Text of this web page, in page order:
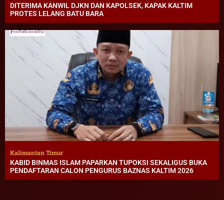
DITERIMA KANWIL DJKN DAN KAPOLSEK, KAPAK KALTIM
PROTES LELANG BATU BARA
Kalimantan Timur
KABID BINMAS ISLAM PAPARKAN TUPOKSI SEKALIGUS BUKA
PENDAFTARAN CALON PENGURUS BAZNAS KALTIM 2026